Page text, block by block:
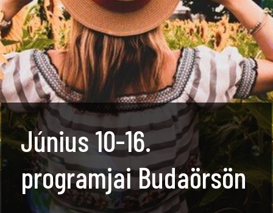
Június 10-16.
programjai Budaörsön